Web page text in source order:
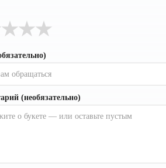
★
★
★
(необязательно)